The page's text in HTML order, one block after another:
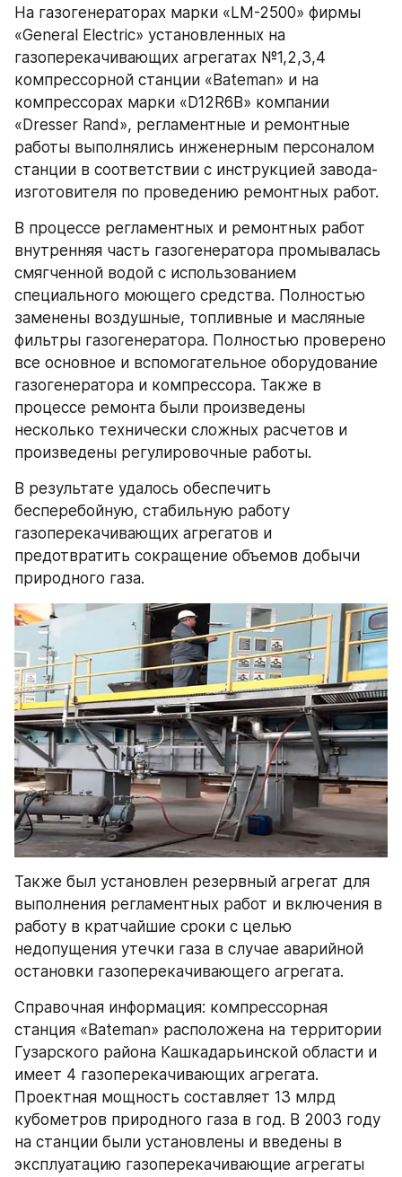
На газогенераторах марки «LM-2500» фирмы
«General Electric» установленных на
газоперекачивающих агрегатах №1,2,3,4
компрессорной станции «Bateman» и на
компрессорах марки «D12R6B» компании
«Dresser Rand», регламентные и ремонтные
работы выполнялись инженерным персоналом
станции в соответствии с инструкцией завода-
изготовителя по проведению ремонтных работ.
В процессе регламентных и ремонтных работ
внутренняя часть газогенератора промывалась
смягченной водой с использованием
специального моющего средства. Полностью
заменены воздушные, топливные и масляные
фильтры газогенератора. Полностью проверено
все основное и вспомогательное оборудование
газогенератора и компрессора. Также в
процессе ремонта были произведены
несколько технически сложных расчетов и
произведены регулировочные работы.
В результате удалось обеспечить
бесперебойную, стабильную работу
газоперекачивающих агрегатов и
предотвратить сокращение объемов добычи
природного газа.
Также был установлен резервный агрегат для
выполнения регламентных работ и включения в
работу в кратчайшие сроки с целью
недопущения утечки газа в случае аварийной
остановки газоперекачивающего агрегата.
Справочная информация: компрессорная
станция «Bateman» расположена на территории
Гузарского района Кашкадарьинской области и
имеет 4 газоперекачивающих агрегата.
Проектная мощность составляет 13 млрд
кубометров природного газа в год. В 2003 году
на станции были установлены и введены в
эксплуатацию газоперекачивающие агрегаты